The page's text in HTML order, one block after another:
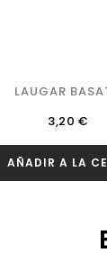
LAUGAR
Precio
3,20 €
AÑADIR A LA